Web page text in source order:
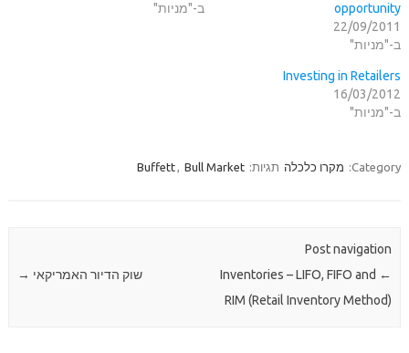
opportunity
22/09/2011
ב-"מניות"
ב-"מניות"
Investing in Retailers
16/03/2012
ב-"מניות"
Category: מקרו כלכלה תגיות: Buffett ,Bull Market
Post navigation
←
Inventories – LIFO, FIFO and
RIM (Retail Inventory Method)
שוק הדיור האמריקאי →